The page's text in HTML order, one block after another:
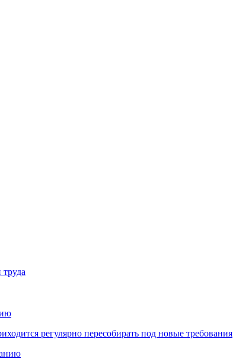
регулярно пересобирать под новые требования